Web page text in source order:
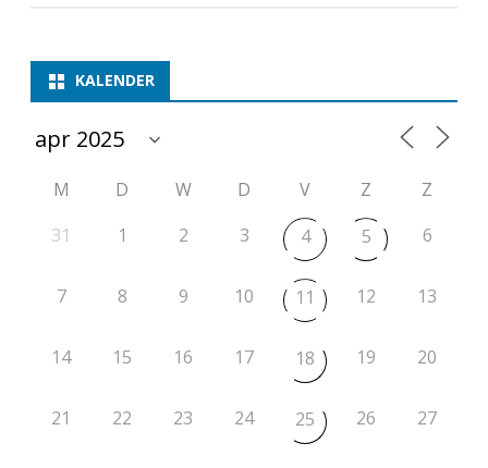
i
e
2
KALENDER
M D W D V Z
Z
31
1 2 3 4 5 6
7 8 9 10 11 12 13
14 15 16 17 18 19 20
21 22 23 24 25 26 27